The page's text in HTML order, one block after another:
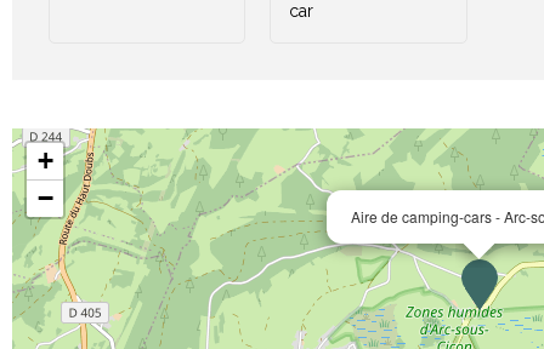
car
Aire de camping-cars - Arc-
+
−